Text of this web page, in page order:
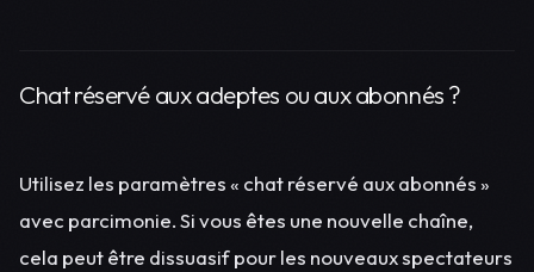
Chat réservé aux adeptes ou aux abonnés ?
Utilisez les paramètres « chat réservé aux abonnés »
avec parcimonie. Si vous êtes une nouvelle chaîne,
cela peut être dissuasif pour les nouveaux spectateurs